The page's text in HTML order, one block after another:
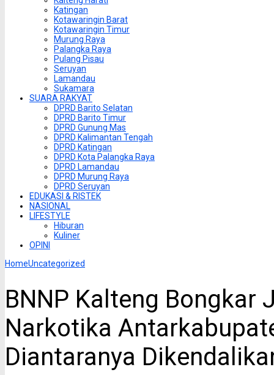
Katingan
Kotawaringin Barat
Kotawaringin Timur
Murung Raya
Palangka Raya
Pulang Pisau
Seruyan
Lamandau
Sukamara
SUARA RAKYAT
DPRD Barito Selatan
DPRD Barito Timur
DPRD Gunung Mas
DPRD Kalimantan Tengah
DPRD Katingan
DPRD Kota Palangka Raya
DPRD Lamandau
DPRD Murung Raya
DPRD Seruyan
EDUKASI & RISTEK
NASIONAL
LIFESTYLE
Hiburan
Kuliner
OPINI
HomeUncategorized
BNNP Kalteng Bongkar
Narkotika
Diantaranya